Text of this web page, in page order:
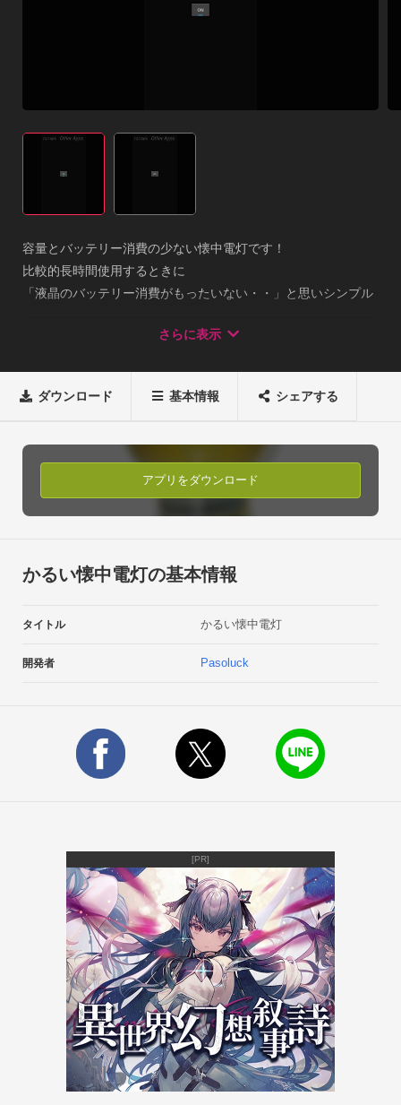
容量とバッテリー消費の少ない懐中電灯です！
比較的長時間使用するときに
「液晶のバッテリー消費がもったいない・・」と思いシンプル
画面を押すと懐中電灯をON／OFFできます。
プリの開発者であるとして
https://androider.jp/developer/3f80c000593fa84d0c4b02f1501
81e21/軽量な懐中電灯　公式Web
http://pasoluck.island.ac/
さらに表示
ダウンロード 基本情報 シェアする
アプリをダウンロード
かるい懐中電灯の基本情報
タイトル かるい懐中電灯
開発者 Pasoluck
[PR]